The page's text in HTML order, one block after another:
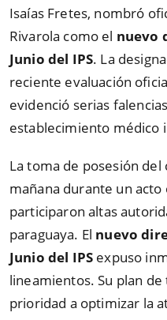
Isaías Fretes, nombró
Rivarola como el nuevo
Junio del IPS. La
reciente evaluación
evidenció serias
establecimiento médico
La toma de posesión
mañana durante un acto
participaron altas
paraguaya. El nuevo
Junio del IPS expuso
lineamientos. Su plan
prioridad a optimizar la